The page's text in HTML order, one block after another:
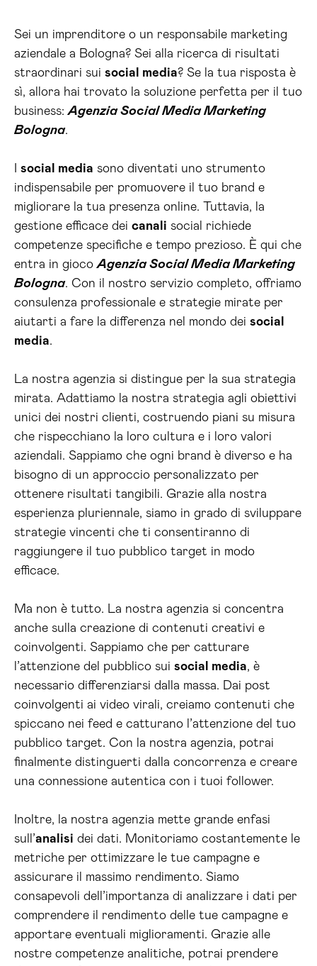
Sei un imprenditore o un responsabile marketing
aziendale a Bologna? Sei alla ricerca di risultati
straordinari sui social media? Se la tua risposta è
sì, allora hai trovato la soluzione perfetta per il tuo
business:Agenzia Social Media Marketing
Bologna.
social media sono diventati uno strumento
indispensabile per promuovere il tuo brand e
migliorare la tua presenza online. Tuttavia, la
gestione efficace dei canali social richiede
competenze specifiche e tempo prezioso. È qui che
entra in giocoAgenzia Social Media Marketing
Bologna. Con il nostro servizio completo, offriamo
consulenza professionale e strategie mirate per
aiutarti a fare la differenza nel mondo dei social
media.
La nostra agenzia si distingue per la sua strategia
mirata. Adattiamo la nostra strategia agli obiettivi
unici dei nostri clienti, costruendo piani su misura
che rispecchiano la loro cultura e i loro valori
aziendali. Sappiamo che ogni brand è diverso e ha
bisogno di un approccio personalizzato per
ottenere risultati tangibili. Grazie alla nostra
esperienza pluriennale, siamo in grado di sviluppare
strategie vincenti che ti consentiranno di
raggiungere il tuo pubblico target in modo
efficace.
Ma non è tutto. La nostra agenzia si concentra
anche sulla creazione di contenuti creativi e
coinvolgenti. Sappiamo che per catturare
l’attenzione del pubblico sui social media, è
necessario differenziarsi dalla massa. Dai post
coinvolgenti ai video virali, creiamo contenuti che
spiccano nei feed e catturano l’attenzione del tuo
pubblico target. Con la nostra agenzia, potrai
finalmente distinguerti dalla concorrenza e creare
una connessione autentica con i tuoi follower.
Inoltre, la nostra agenzia mette grande enfasi
sull’analisi dei dati. Monitoriamo costantemente le
metriche per ottimizzare le tue campagne e
assicurare il massimo rendimento. Siamo
consapevoli dell’importanza di analizzare i dati per
comprendere il rendimento delle tue campagne e
apportare eventuali miglioramenti. Grazie alle
nostre competenze analitiche, potrai prendere